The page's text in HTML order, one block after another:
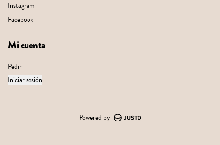
Instagram
Facebook
Mi cuenta
Pedir
Iniciar sesión
Powered by